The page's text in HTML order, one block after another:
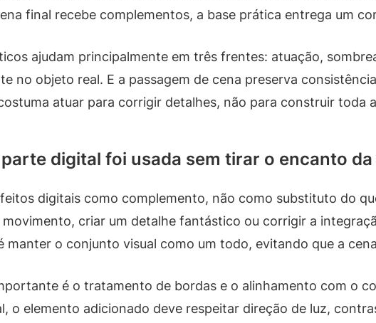
final recebe complementos, a base prática entrega um
ajudam principalmente em três frentes: atuação,
no objeto real. E a passagem de cena preserva
atuar para corrigir detalhes, não para construir toda
digital foi usada sem tirar o encanto da
digitais como complemento, não como substituto do
movimento, criar um detalhe fantástico ou corrigir a
manter o conjunto visual como um todo, evitando que a
é o tratamento de bordas e o alinhamento com o
o elemento adicionado deve respeitar direção de luz,